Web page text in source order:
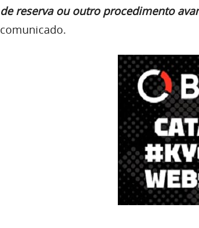
de reserva ou outro procedimento
comunicado.